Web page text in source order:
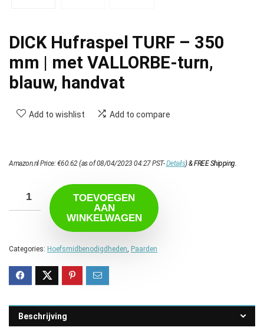
DICK Hufraspel TURF – 350
mm | met VALLORBE-turn,
blauw, handvat
Add to wishlist Add to compare
Amazon.nl Price:€60.62 (as of 08/04/2023 04:27 PST-Details)&FREE Shipping.
TOEVOEGEN
AAN
WINKELWAGEN
Categories: Hoefsmidbenodigdheden Paarden
Beschrijving